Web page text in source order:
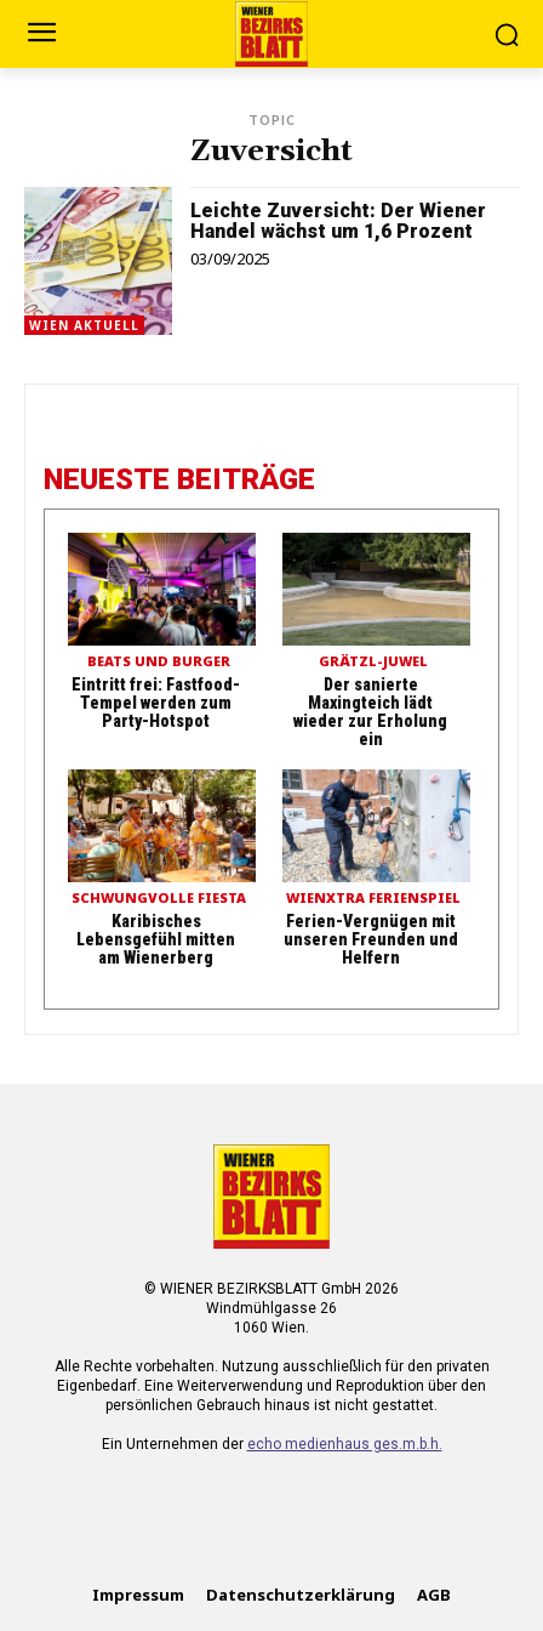
TOPIC
Zuversicht
WIEN AKTUELL
Leichte Zuversicht: Der Wiener
Handel wächst um 1,6 Prozent
03/09/2025
NEUESTE BEITRÄGE
BEATS UND BURGER
Eintritt frei: Fastfood-
Tempel werden zum
Party-Hotspot
GRÄTZL-JUWEL
Der sanierte
Maxingteich lädt
wieder zur Erholung
ein
SCHWUNGVOLLE FIESTA
Karibisches
Lebensgefühl mitten
am Wienerberg
WIENXTRA FERIENSPIEL
Ferien-Vergnügen mit
unseren Freunden und
Helfern
© WIENER BEZIRKSBLATT GmbH 2026
Windmühlgasse 26
1060 Wien.
Alle Rechte vorbehalten. Nutzung ausschließlich für den privaten
Eigenbedarf. Eine Weiterverwendung und Reproduktion über den
persönlichen Gebrauch hinaus ist nicht gestattet.
Ein Unternehmen der echo medienhaus ges.m.b.h.
Impressum Datenschutzerklärung AGB